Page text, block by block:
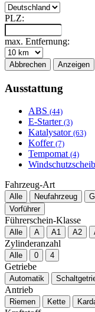
PLZ:
max. Entfernung:
Abbrechen Anzeigen
Ausstattung
ABS (44)
E-Starter (3)
Katalysator (63)
Koffer (7)
Tempomat (4)
Fahrzeug-Art
Alle Neufahrzeug
Vorführer
Führerschein-Klasse
Alle A A1 A2
Zylinderanzahl
Alle 0 4
Getriebe
Automatik
Antrieb
Riemen Kette